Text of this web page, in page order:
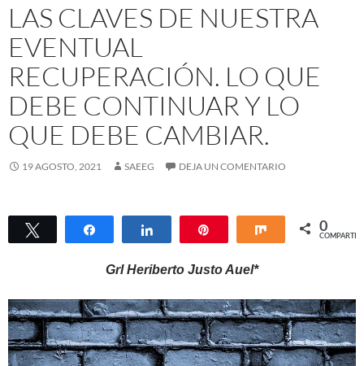
LAS CLAVES DE NUESTRA
EVENTUAL
RECUPERACIÓN. LO QUE
DEBE CONTINUAR Y LO
QUE DEBE CAMBIAR.
19 AGOSTO, 2021 SAEEG DEJA UN COMENTARIO
Twittear Compartir Compartir Compartir
0
COMPARTIR
Grl Heriberto Justo Auel*